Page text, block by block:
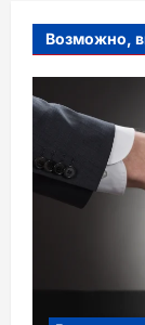
Возможно,